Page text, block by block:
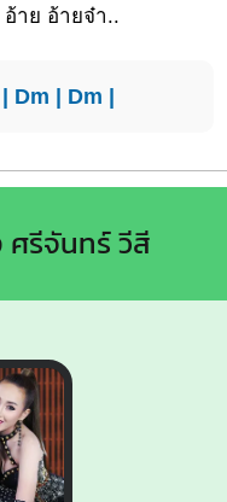
าย อ้ายจ๋า..
| Dm | Dm |
รีจันทร์ วีสี